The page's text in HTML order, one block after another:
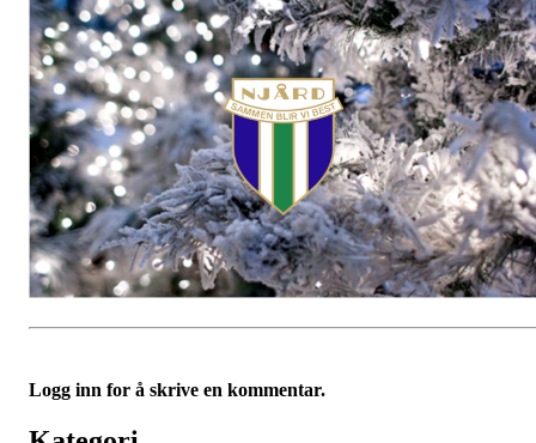
Logg inn for å skrive en kommentar.